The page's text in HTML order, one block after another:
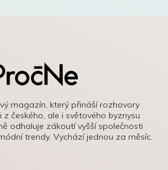
magazín, který přináší rozhovory
z českého, ale i světového byznysu
odhaluje zákoutí vyšší společnosti
trendy. Vychází jednou za měsíc.